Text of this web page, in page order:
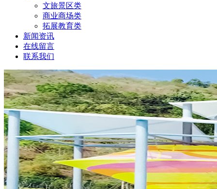
文旅景区类
商业商场类
拓展教育类
新闻资讯
在线留言
联系我们